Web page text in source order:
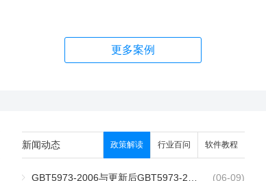
更多案例
新闻动态 政策解读 行业百问 软件教程
2个月前
(06-09)